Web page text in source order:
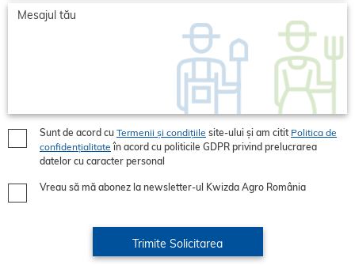
Sunt de acord cu Termenii și condițiile site-ului și am citit Politica de
confidențialitate în acord cu politicile GDPR privind prelucrarea
datelor cu caracter personal
Vreau să mă abonez la newsletter-ul Kwizda Agro România